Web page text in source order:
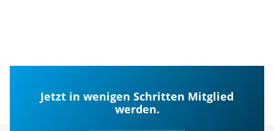
Jetzt in wenigen Schritten Mitglied
werden.